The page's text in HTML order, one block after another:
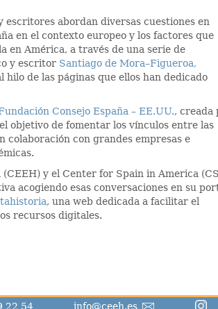
abordan diversas cuestiones en
en el contexto europeo y los factores que
en América, a través de una serie de
y escritor Santiago de Mora–Figueroa,
hilo de las páginas que ellos han dedicado
Consejo España – EE.UU., creada
objetivo de fomentar los vínculos entre las
colaboración con grandes empresas e
y el Center for Spain in America
acogiendo esas conversaciones en su
, una web dedicada a facilitar el
recursos digitales.
22 54 info@ceeh.es